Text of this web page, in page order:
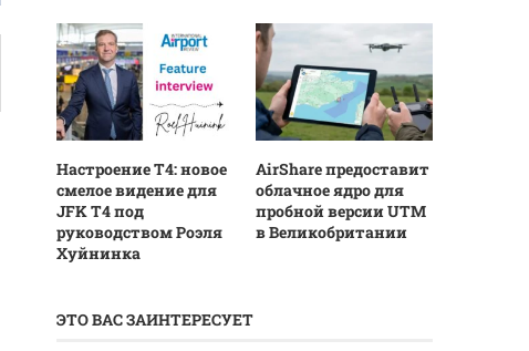
Настроение T4: новое
смелое видение для
JFK T4 под
руководством Роэля
Хуйнинка
AirShare предоставит
облачное ядро для
пробной версии UTM
в Великобритании
ЭТО ВАС ЗАИНТЕРЕСУЕТ